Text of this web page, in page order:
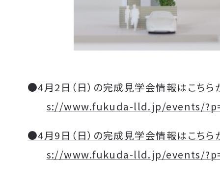
●4月2日（日）の完成見学会情報はこち
s://www.fukuda-lld.jp/events/
●4月9日（日）の完成見学会情報はこち
s://www.fukuda-lld.jp/events/